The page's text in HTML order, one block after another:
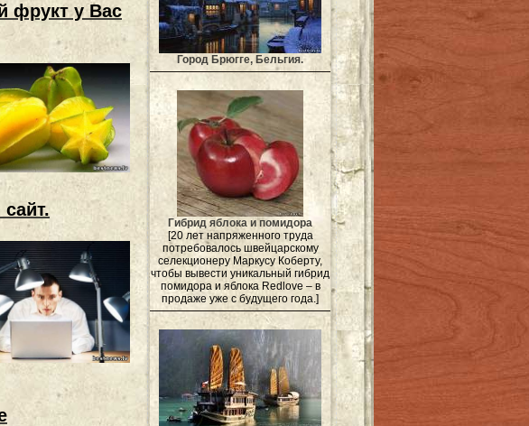
фрукт у Вас
Город Брюгге, Бельгия.
Гибрид яблока и помидора
[20 лет напряженного труда
потребовалось швейцарскому
селекционеру Маркусу Коберту,
чтобы вывести уникальный гибрид
помидора и яблока Redlove – в
продаже уже с будущего года.]